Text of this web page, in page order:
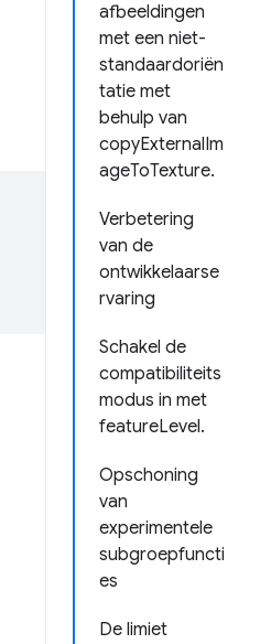
afbeeldingen
met een niet-
standaardoriën
tatie met
behulp van
copyExternalIm
ageToTexture.
Verbetering
van de
ontwikkelaarse
rvaring
Schakel de
compatibiliteits
modus in met
featureLevel.
Opschoning
van
experimentele
subgroepfuncti
es
De limiet